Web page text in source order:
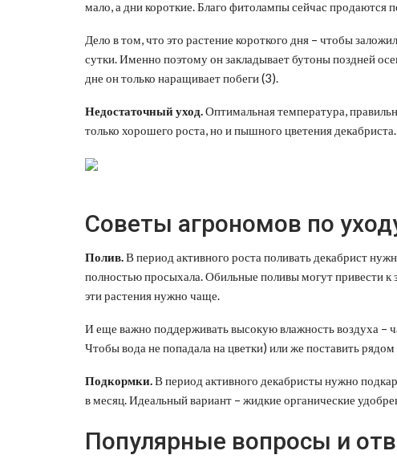
мало, а дни короткие. Благо фитолампы сейчас продаются
Дело в том, что это растение короткого дня – чтобы
сутки. Именно поэтому он закладывает бутоны поздней
дне он только наращивает побеги (3).
Недостаточный уход.Оптимальная температура,
только хорошего роста, но и пышного цветения
Советы агрономов по
Полив.В период активного роста поливать декабрист
полностью просыхала. Обильные поливы могут привести к
эти растения нужно чаще.
И еще важно поддерживать высокую влажность воздуха –
Чтобы вода не попадала на цветки) или же поставить
Подкормки.В период активного декабристы нужно
в месяц. Идеальный вариант – жидкие органические
Популярные вопросы и